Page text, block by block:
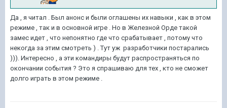
Да , я читал . Был анонс и были оглашены их навыки , как в этом
режиме , так и в основной игре . Но в Железной Орде такой
замес идет , что непонятно где что срабатывает , потому что
некогда за этим смотреть ) . Тут уж разработчики постарались
))). Интересно , а эти командиры будут распространяться по
окончании события ? Это я спрашиваю для тех , кто не сможет
долго играть в этом режиме .